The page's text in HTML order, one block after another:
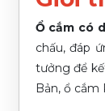
Ổ cắm có
chấu, đáp
tưởng để
Bản, ổ cắm